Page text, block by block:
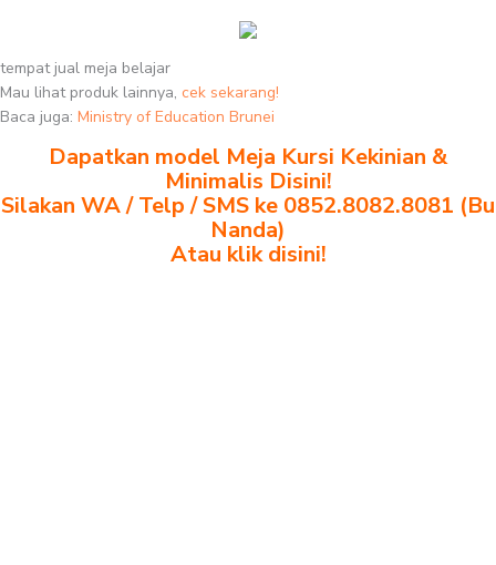
tempat jual meja belajar
Mau lihat produk lainnya, cek sekarang!
Baca juga: Ministry of Education Brunei
Dapatkan model Meja Kursi Kekinian &
Minimalis Disini!
Silakan WA / Telp / SMS ke 0852.8082.8081 (Bu
Nanda)
Atau klik disini!